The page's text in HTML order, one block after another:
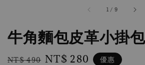
1 / 9
牛角麵包皮革小掛包
Regular
NT$ 490 Sale
NT$ 280 優惠